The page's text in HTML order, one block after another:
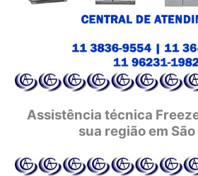
Assistência técnica
sua região em